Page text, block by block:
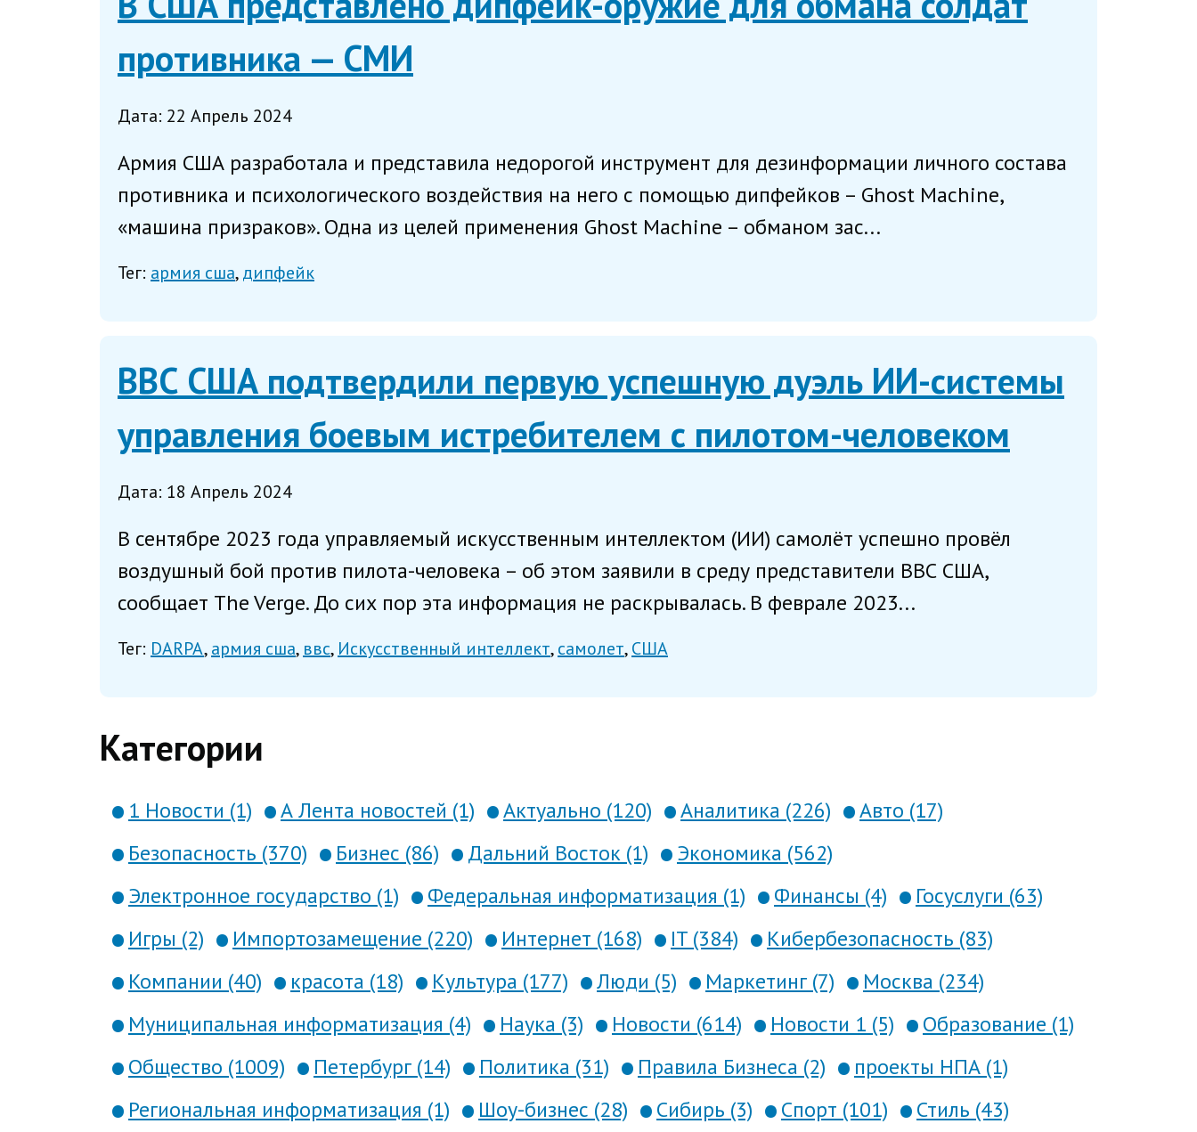
противника — СМИ
Дата: 22 Апрель 2024
Армия США разработала и представила недорогой инструмент для дезинформации личного состава
противника и психологического воздействия на него с помощью дипфейков – Ghost Machine,
«машина призраков». Одна из целей применения Ghost Machine – обманом зас...
Тег: армия сша дипфейк
ВВС США подтвердили первую успешную дуэль ИИ-системы
управления боевым истребителем с пилотом-человеком
Дата: 18 Апрель 2024
В сентябре 2023 года управляемый искусственным интеллектом (ИИ) самолёт успешно провёл
воздушный бой против пилота-человека – об этом заявили в среду представители ВВС США,
сообщает The Verge. До сих пор эта информация не раскрывалась. В феврале 2023...
Тег: DARPA армия сша ввс Искусственный интеллект самолет США
Категории
1 Новости (1) А Лента новостей (1) Актуально (120) Аналитика (226)
Авто (17)
Безопасность (370)
Бизнес (86) Дальний Восток (1)
Экономика (562)
Электронное государство (1)
Федеральная информатизация (1) Финансы (4)
Госуслуги (63)
Игры (2)
Импортозамещение (220) Интернет (168) IT (384)
Кибербезопасность (83)
Компании (40)
красота (18) Культура (177) Люди (5) Маркетинг (7)
Москва (234)
Муниципальная информатизация (4)
Наука (3) Новости (614) Новости 1 (5)
Образование (1)
Общество (1009)
Петербург (14) Политика (31) Правила Бизнеса (2)
проекты НПА (1)
Региональная информатизация (1)
Шоу-бизнес (28) Сибирь (3) Спорт (101) Стиль (43)